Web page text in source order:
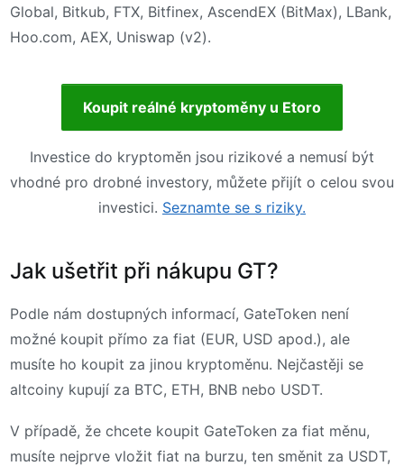
Global, Bitkub, FTX, Bitfinex, AscendEX (BitMax), LBank,
Hoo.com, AEX, Uniswap (v2).
Koupit reálné kryptoměny u Etoro
Investice do kryptoměn jsou rizikové a nemusí být
vhodné pro drobné investory, můžete přijít o celou svou
investici. Seznamte se s riziky.
Jak ušetřit při nákupu GT?
Podle nám dostupných informací, GateToken není
možné koupit přímo za fiat (EUR, USD apod.), ale
musíte ho koupit za jinou kryptoměnu. Nejčastěji se
altcoiny kupují za BTC, ETH, BNB nebo USDT.
V případě, že chcete koupit GateToken za fiat měnu,
musíte nejprve vložit fiat na burzu, ten směnit za USDT,